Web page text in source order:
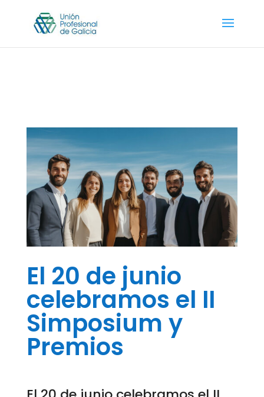
El 20 de junio
celebramos el II
Simposium y
Premios